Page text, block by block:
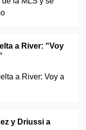
a River: "Voy
y Driussi a